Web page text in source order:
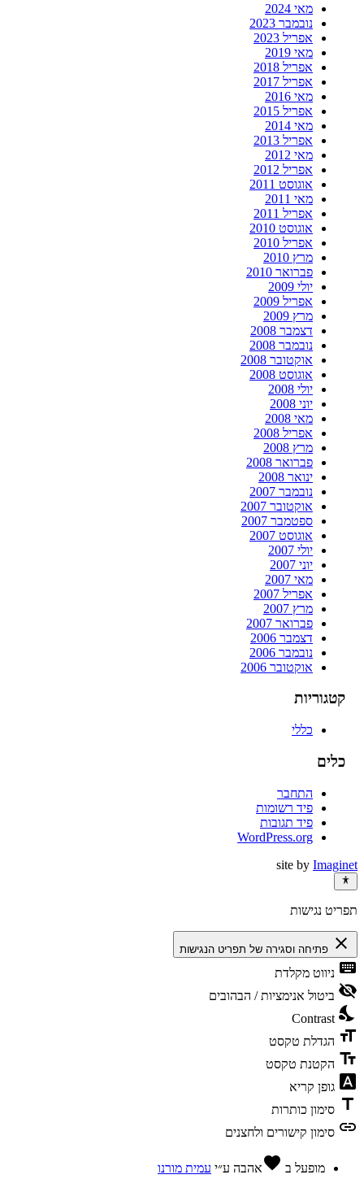
מאי 2024
נובמבר 2023
אפריל 2023
מאי 2019
אפריל 2018
אפריל 2017
מאי 2016
אפריל 2015
מאי 2014
אפריל 2013
מאי 2012
אפריל 2012
אוגוסט 2011
מאי 2011
אפריל 2011
אוגוסט 2010
אפריל 2010
מרץ 2010
פברואר 2010
יולי 2009
אפריל 2009
מרץ 2009
דצמבר 2008
נובמבר 2008
אוקטובר 2008
אוגוסט 2008
יולי 2008
יוני 2008
מאי 2008
אפריל 2008
מרץ 2008
פברואר 2008
ינואר 2008
נובמבר 2007
אוקטובר 2007
ספטמבר 2007
אוגוסט 2007
יולי 2007
יוני 2007
מאי 2007
אפריל 2007
מרץ 2007
פברואר 2007
דצמבר 2006
נובמבר 2006
אוקטובר 2006
קטגוריות
כללי
כלים
התחבר
פיד רשומות
פיד תגובות
WordPress.org
site by Imaginet
תפריט נגישות
close פתיחה וסגירה של תפריט הנגישות
keyboard ניווט מקלדת
visibility_off ביטול אנימציות / הבהובים
nights_stay
Contrast
format_size הגדלת טקסט
text_fields הקטנת טקסט
font_download גופן קריא
title סימון כותרות
link סימון קישורים ולחצנים
מופעל ב favoriteאהבה ע״י עמית מורנו